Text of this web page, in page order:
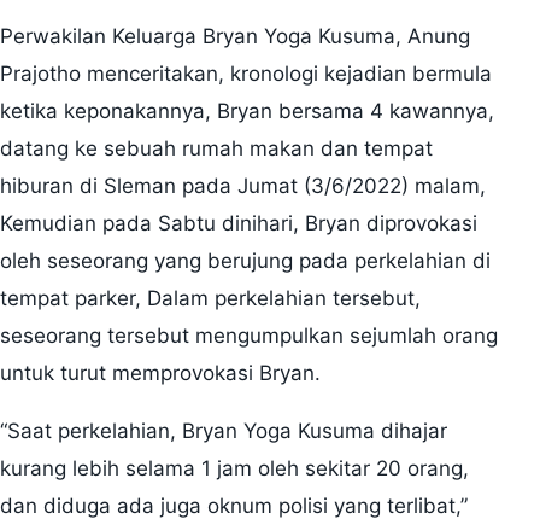
Perwakilan Keluarga Bryan Yoga Kusuma, Anung
Prajotho menceritakan, kronologi kejadian bermula
ketika keponakannya, Bryan bersama 4 kawannya,
datang ke sebuah rumah makan dan tempat
hiburan di Sleman pada Jumat (3/6/2022) malam,
Kemudian pada Sabtu dinihari, Bryan diprovokasi
oleh seseorang yang berujung pada perkelahian di
tempat parker, Dalam perkelahian tersebut,
seseorang tersebut mengumpulkan sejumlah orang
untuk turut memprovokasi Bryan.
“Saat perkelahian, Bryan Yoga Kusuma dihajar
kurang lebih selama 1 jam oleh sekitar 20 orang,
dan diduga ada juga oknum polisi yang terlibat,”